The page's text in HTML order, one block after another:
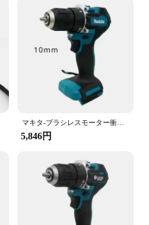
into your existing tool
size and lightweight design
that can be used in tight
addition to any
マキタ-ブラシレスモーター衝撃ドリル、コードレスハンマー、ドライバー、電動ドライバー、可変速度、電動工具、18v、dhp487、10mm
5,846円